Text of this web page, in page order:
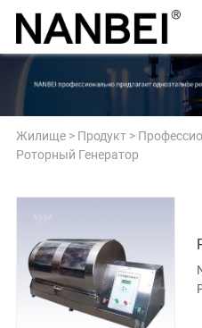
Жилище> Продукт>
Роторный Генератор